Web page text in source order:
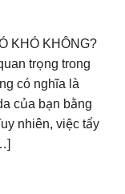
KHÓ KHÔNG?
trọng trong
có nghĩa là
của bạn bằng
nhiên, việc tẩy